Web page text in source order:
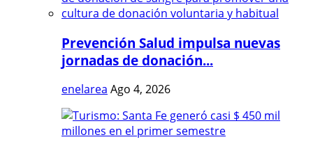
Prevención Salud impulsa nuevas
jornadas de donación...
enelarea Ago 4, 2026